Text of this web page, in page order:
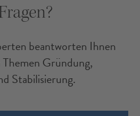
beantworten Ihnen
Themen Gründung,
Stabilisierung.